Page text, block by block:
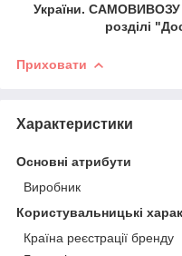
України.
розділі
Приховати
Характеристики
Основні атрибути
Виробник
Користувальницькі
Країна реєстрації бренду